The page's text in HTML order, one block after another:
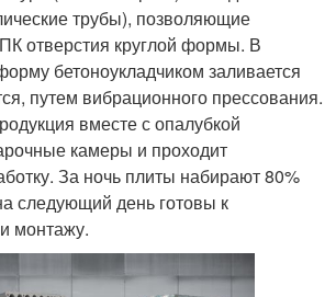
трубы), позволяющие
отверстия круглой формы. В
бетоноукладчиком заливается
путем вибрационного прессования.
вместе с опалубкой
камеры и проходит
За ночь плиты набирают 80%
следующий день готовы к
монтажу.